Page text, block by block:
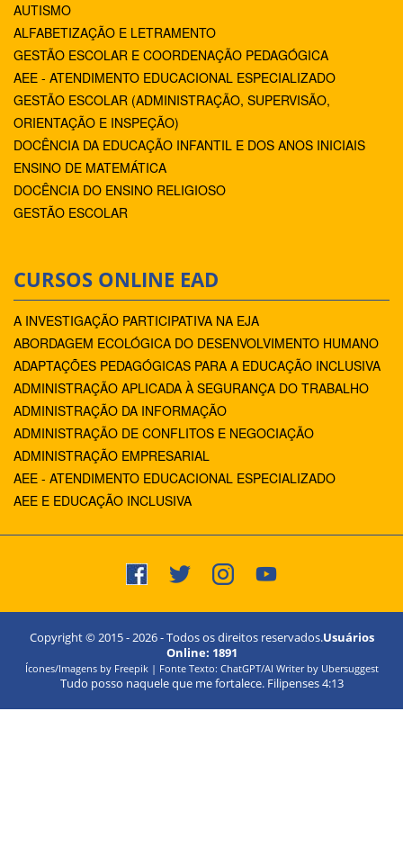
AUTISMO
ALFABETIZAÇÃO E LETRAMENTO
GESTÃO ESCOLAR E COORDENAÇÃO PEDAGÓGICA
AEE - ATENDIMENTO EDUCACIONAL ESPECIALIZADO
GESTÃO ESCOLAR (ADMINISTRAÇÃO, SUPERVISÃO,
ORIENTAÇÃO E INSPEÇÃO)
DOCÊNCIA DA EDUCAÇÃO INFANTIL E DOS ANOS INICIAIS
ENSINO DE MATEMÁTICA
DOCÊNCIA DO ENSINO RELIGIOSO
GESTÃO ESCOLAR
CURSOS ONLINE EAD
A INVESTIGAÇÃO PARTICIPATIVA NA EJA
ABORDAGEM ECOLÓGICA DO DESENVOLVIMENTO HUMANO
ADAPTAÇÕES PEDAGÓGICAS PARA A EDUCAÇÃO INCLUSIVA
ADMINISTRAÇÃO APLICADA À SEGURANÇA DO TRABALHO
ADMINISTRAÇÃO DA INFORMAÇÃO
ADMINISTRAÇÃO DE CONFLITOS E NEGOCIAÇÃO
ADMINISTRAÇÃO EMPRESARIAL
AEE - ATENDIMENTO EDUCACIONAL ESPECIALIZADO
AEE E EDUCAÇÃO INCLUSIVA
Copyright © 2015 -2026- Todos os direitos reservados.Usuários
Online: 1891
Ícones/Imagens by Freepik | Fonte Texto: ChatGPT/AI Writer by Ubersuggest
Tudo posso naquele que me fortalece. Filipenses 4:13